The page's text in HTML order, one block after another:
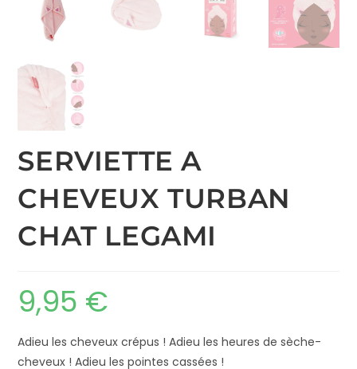
SERVIETTE A
CHEVEUX TURBAN
CHAT LEGAMI
9,95 €
Adieu les cheveux crépus ! Adieu les heures de sèche-
cheveux ! Adieu les pointes cassées !